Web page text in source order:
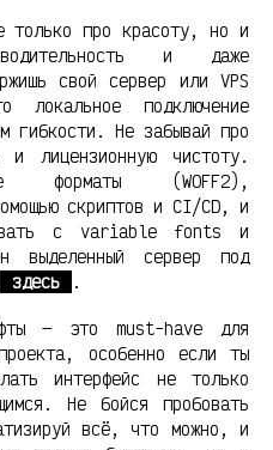
только про красоту, но и
и даже
свой сервер или VPS
подключение
гибкости. Не забывай про
и лицензионную чистоту.
форматы (WOFF2),
скриптов и CI/CD, и
с variable fonts и
выделенный сервер под
здесь .
— это must-have для
особенно если ты
интерфейс не только
Не бойся пробовать
всё, что можно, и